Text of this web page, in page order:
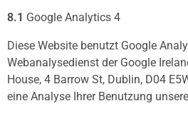
8.1 Google Analytics 4
Diese Website benutzt Google
Webanalysedienst der Google
House, 4 Barrow St, Dublin, D04
eine Analyse Ihrer Benutzung